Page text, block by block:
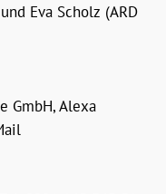
Eva Scholz (ARD
GmbH, Alexa